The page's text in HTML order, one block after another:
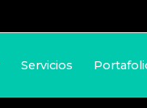
Servicios